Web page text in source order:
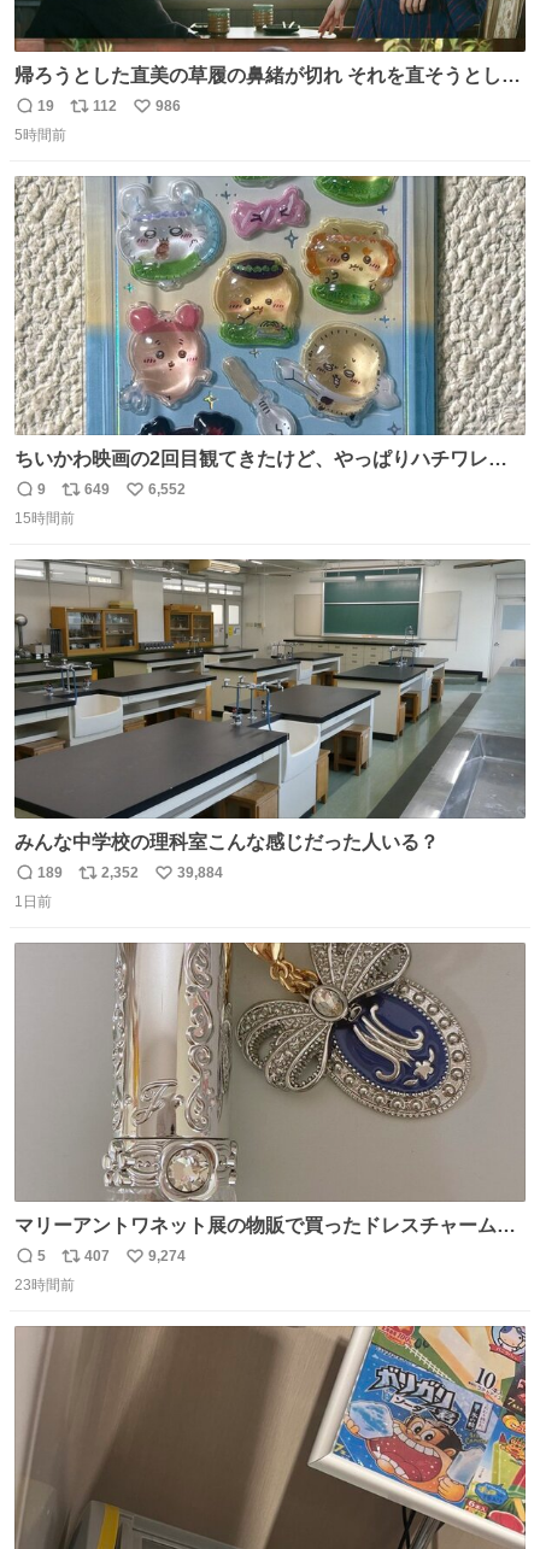
帰ろうとした直美の草履の鼻緒が切れ それを直そうとした
小川がさらに壊し…… 結果、直美をおんぶして送ることに
なりました。 👇鼻緒はいつも恋のキューピッド？
薫る 上坂樹里 甲斐翔真
返
信
19
リ
ト
数
112
い
数
986
5時間前
ちいかわ映画の2回目観てきたけど、やっぱりハチワレの
「ハモりすごいよッ…」に対するちいかわの「エ゛ッ!?(い
まそんな場合じゃねぇだろお前よぉ)」が面白すぎる。
返
信
9
リ
ポ
ト
649
い
数
6,552
15時間前
みんな中学校の理科室こんな感じだった人いる？
返
信
189
リ
2,352
い
39,884
1日前
マリーアントワネット展の物販で買ったドレスチャームを
流行りのめじるしアクセサリーにして、リップにつけた
り、同じく物販で購入したシュシュにつけたりしています
返
信
5
リ
ポ
407
い
9,274
23時間前